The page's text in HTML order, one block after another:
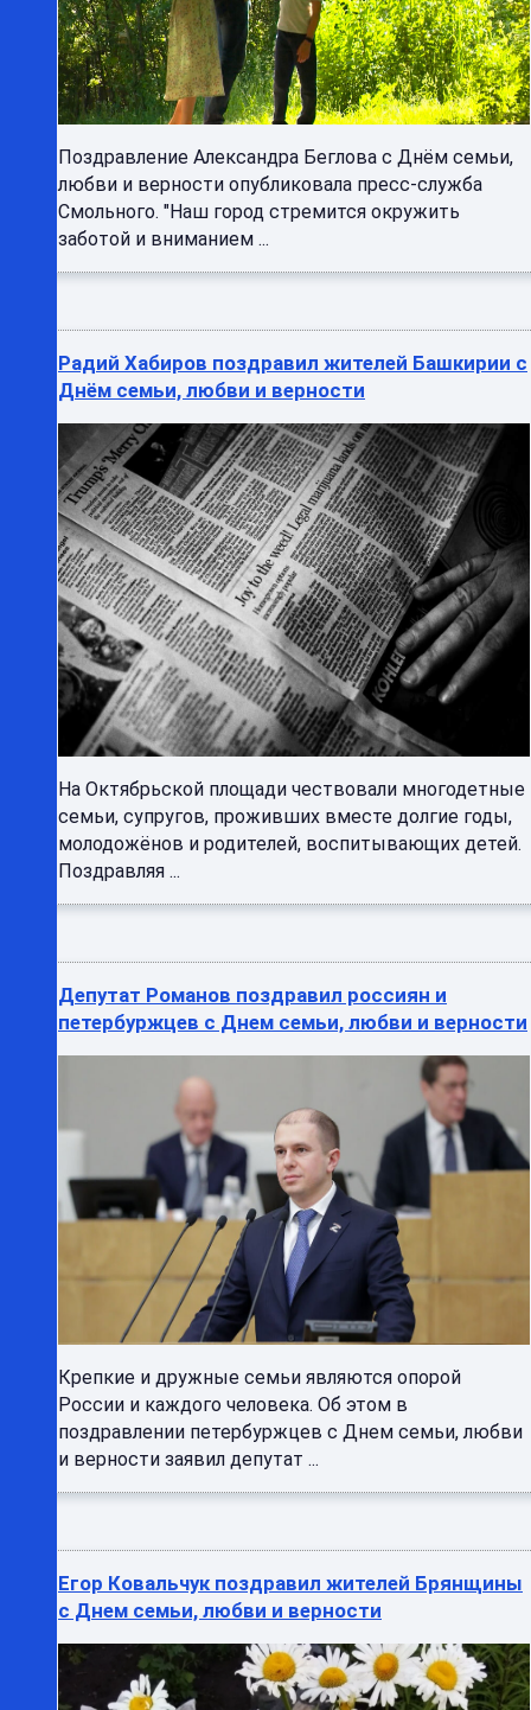
Поздравление Александра Беглова с Днём семьи,
любви и верности опубликовала пресс-служба
Смольного. "Наш город стремится окружить
заботой и вниманием ...
Радий Хабиров поздравил жителей Башкирии с
Днём семьи, любви и верности
На Октябрьской площади чествовали многодетные
семьи, супругов, проживших вместе долгие годы,
молодожёнов и родителей, воспитывающих детей.
Поздравляя ...
Депутат Романов поздравил россиян и
петербуржцев с Днем семьи, любви и верности
Крепкие и дружные семьи являются опорой
России и каждого человека. Об этом в
поздравлении петербуржцев с Днем семьи, любви
и верности заявил депутат ...
Егор Ковальчук поздравил жителей Брянщины
с Днем семьи, любви и верности